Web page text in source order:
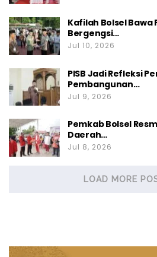
Kafilah Bolsel Bawa
Bergengsi…
Jul 10, 2026
PISB Jadi Refleksi
Pembangunan…
Jul 9, 2026
Pemkab Bolsel
Daerah…
Jul 8, 2026
LOAD MORE